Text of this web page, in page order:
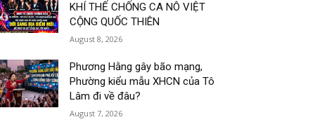
KHÍ THẾ CHỐNG CA NÔ VIỆT
CỘNG QUỐC THIÊN
August 8, 2026
Phương Hằng gây bão mạng,
Phường kiểu mẫu XHCN của Tô
Lâm đi về đâu?
August 7, 2026